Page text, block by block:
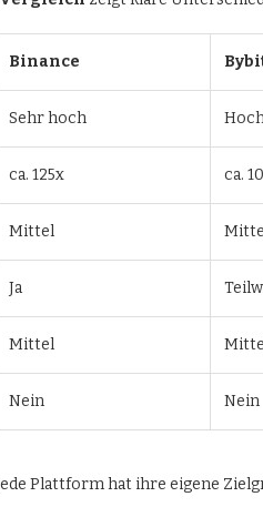
Binance
Sehr hoch
ca. 125x ca.
Mittel
Ja
Mittel
Nein Nein
Plattform hat ihre eigene